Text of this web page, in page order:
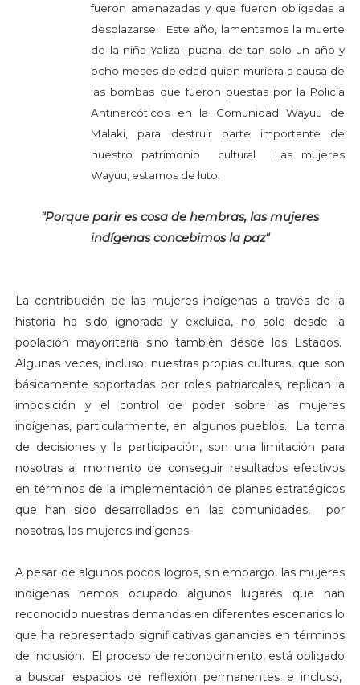
fueron amenazadas y que fueron obligadas a
desplazarse. Este año, lamentamos la muerte
de la niña Yaliza Ipuana, de tan solo un año y
ocho meses de edad quien muriera a causa de
las bombas que fueron puestas por la Policía
Antinarcóticos en la Comunidad Wayuu de
Malaki, para destruir parte importante de
nuestro patrimonio cultural. Las mujeres
Wayuu, estamos de luto.
"Porque parir es cosa de hembras, las mujeres
indígenas concebimos la paz"
La contribución de las mujeres indígenas a través de la
historia ha sido ignorada y excluida, no solo desde la
población mayoritaria sino también desde los Estados.
Algunas veces, incluso, nuestras propias culturas, que son
básicamente soportadas por roles patriarcales, replican la
imposición y el control de poder sobre las mujeres
indígenas, particularmente, en algunos pueblos. La toma
de decisiones y la participación, son una limitación para
nosotras al momento de conseguir resultados efectivos
en términos de la implementación de planes estratégicos
que han sido desarrollados en las comunidades, por
nosotras, las mujeres indígenas.
A pesar de algunos pocos logros, sin embargo, las mujeres
indígenas hemos ocupado algunos lugares que han
reconocido nuestras demandas en diferentes escenarios lo
que ha representado significativas ganancias en términos
de inclusión. El proceso de reconocimiento, está obligado
a buscar espacios de reflexión permanentes e incluso,